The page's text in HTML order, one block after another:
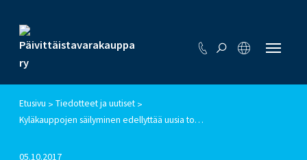
Etusivu > Tiedotteet ja uutiset >
Kyläkauppojen säilyminen edellyttää uusia toimenpiteitä
05.10.2017